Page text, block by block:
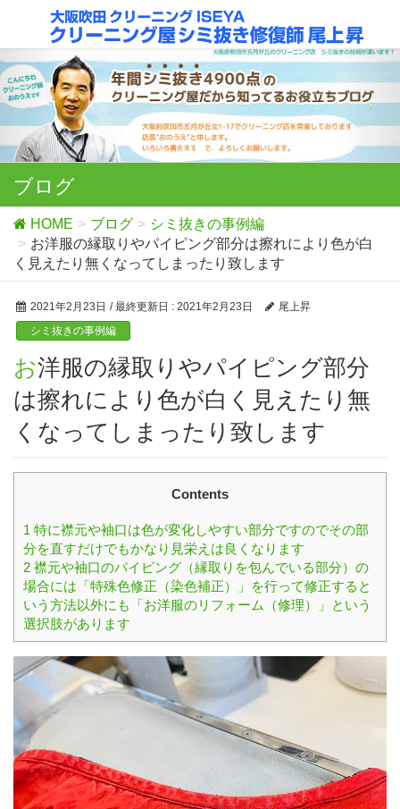
ブログ
HOME ブログ
シミ抜きの事例編
お洋服の縁取りやパイピング部分は擦れにより色が白
く見えたり無くなってしまったり致します
2021年2月23日 / 最終更新日 : 2021年2月23日
尾上昇
シミ抜きの事例編
お洋服の縁取りやパイピング部分
は擦れにより色が白く見えたり無
くなってしまったり致します
Contents
1 特に襟元や袖口は色が変化しやすい部分ですのでその部
分を直すだけでもかなり見栄えは良くなります
2 襟元や袖口のパイピング（縁取りを包んでいる部分）の
場合には「特殊色修正（染色補正）」を行って修正すると
いう方法以外にも「お洋服のリフォーム（修理）」という
選択肢があります